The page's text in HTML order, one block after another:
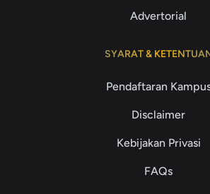
Advertorial
SYARAT &
Pendaftaran
Disclaimer
Kebijakan Privasi
FAQs